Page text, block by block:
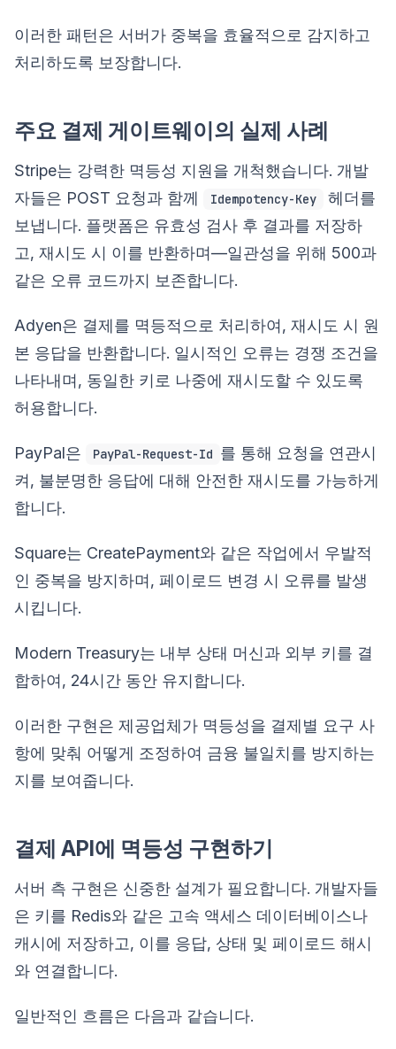
이러한 패턴은 서버가 중복을 효율적으로 감지하고
처리하도록 보장합니다.
주요 결제 게이트웨이의 실제 사례
Stripe는 강력한 멱등성 지원을 개척했습니다. 개발
자들은 POST 요청과 함께
Idempotency-Key
헤더를
보냅니다. 플랫폼은 유효성 검사 후 결과를 저장하
고, 재시도 시 이를 반환하며—일관성을 위해 500과
같은 오류 코드까지 보존합니다.
Adyen은 결제를 멱등적으로 처리하여, 재시도 시 원
본 응답을 반환합니다. 일시적인 오류는 경쟁 조건을
나타내며, 동일한 키로 나중에 재시도할 수 있도록
허용합니다.
PayPal은 PayPal-Request-Id 를 통해 요청을 연관시
켜, 불분명한 응답에 대해 안전한 재시도를 가능하게
합니다.
Square는 CreatePayment와 같은 작업에서 우발적
인 중복을 방지하며, 페이로드 변경 시 오류를 발생
시킵니다.
Modern Treasury는 내부 상태 머신과 외부 키를 결
합하여, 24시간 동안 유지합니다.
이러한 구현은 제공업체가 멱등성을 결제별 요구 사
항에 맞춰 어떻게 조정하여 금융 불일치를 방지하는
지를 보여줍니다.
결제 API에 멱등성 구현하기
서버 측 구현은 신중한 설계가 필요합니다. 개발자들
은 키를 Redis와 같은 고속 액세스 데이터베이스나
캐시에 저장하고, 이를 응답, 상태 및 페이로드 해시
와 연결합니다.
일반적인 흐름은 다음과 같습니다.